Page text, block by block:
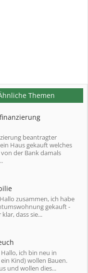
Themen
beantragter
Haus gekauft welches
der Bank damals
zusammen, ich habe
gekauft -
dass sie...
ich bin neu in
Kind) wollen Bauen.
und wollen dies...